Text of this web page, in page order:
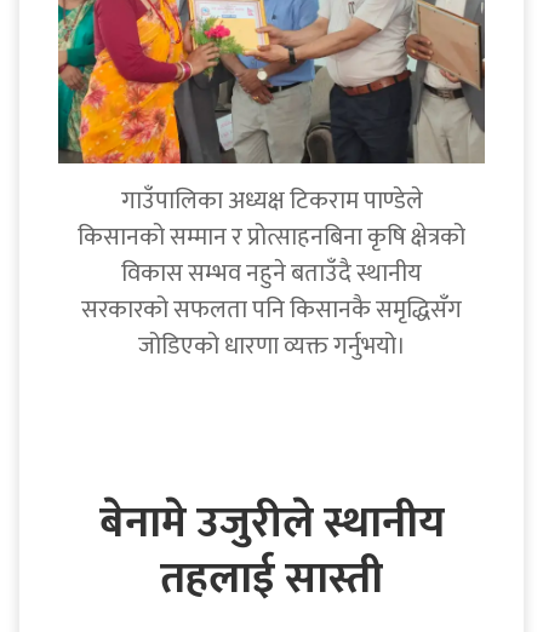
गाउँपालिका अध्यक्ष टिकराम पाण्डेले
किसानको सम्मान र प्रोत्साहनबिना कृषि क्षेत्रको
विकास सम्भव नहुने बताउँदै स्थानीय
सरकारको सफलता पनि किसानकै समृद्धिसँग
जोडिएको धारणा व्यक्त गर्नुभयो।
बेनामे उजुरीले स्थानीय
तहलाई सास्ती